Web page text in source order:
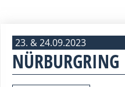
23. & 24.09.2023
NÜRBURGRING